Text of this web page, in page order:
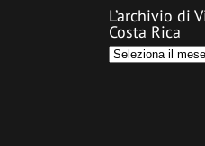
L’archivio di
Costa Rica
L’archivio
di